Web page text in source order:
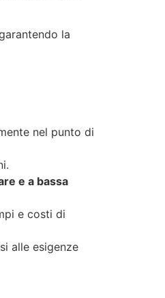
la
nel punto di
e a bassa
e costi di
alle esigenze